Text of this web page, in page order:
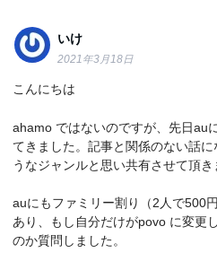
いけ
2021年3月18日
こんにちは
ahamo ではないのですが、先日au
てきました。記事と関係のない話
うなジャンルと思い共有させて頂き
auにもファミリー割り（2人で500
あり、もし自分だけがpovo に変更
のか質問しました。